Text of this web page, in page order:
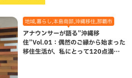
地域,暮らし,本島南部,沖縄移住,那覇市
アナウンサーが語る”沖縄移
住”Vol.01：偶然のご縁から始まった
移住生活が、私にとって120点満点